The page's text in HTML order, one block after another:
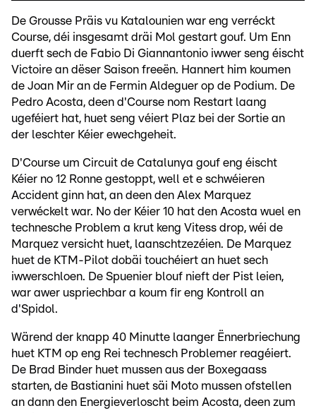
De Grousse Präis vu Katalounien war eng verréckt
Course, déi insgesamt dräi Mol gestart gouf. Um Enn
duerft sech de Fabio Di Giannantonio iwwer seng éischt
Victoire an dëser Saison freeën. Hannert him koumen
de Joan Mir an de Fermin Aldeguer op de Podium. De
Pedro Acosta, deen d'Course nom Restart laang
ugeféiert hat, huet seng véiert Plaz bei der Sortie an
der leschter Kéier ewechgeheit.
D'Course um Circuit de Catalunya gouf eng éischt
Kéier no 12 Ronne gestoppt, well et e schwéieren
Accident ginn hat, an deen den Alex Marquez
verwéckelt war. No der Kéier 10 hat den Acosta wuel en
technesche Problem a krut keng Vitess drop, wéi de
Marquez versicht huet, laanschtzezéien. De Marquez
huet de KTM-Pilot dobäi touchéiert an huet sech
iwwerschloen. De Spuenier blouf nieft der Pist leien,
war awer uspriechbar a koum fir eng Kontroll an
d'Spidol.
Wärend der knapp 40 Minutte laanger Ënnerbriechung
huet KTM op eng Rei technesch Problemer reagéiert.
De Brad Binder huet mussen aus der Boxegaass
starten, de Bastianini huet säi Moto mussen ofstellen
an dann den Energieverloscht beim Acosta, deen zum